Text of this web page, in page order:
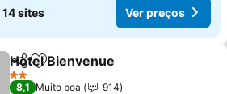
14 sites Ver preços
PartilharAdicionar aos favoritos
Hotel Bienvenue
2 Estrelas
8,1 Muito boa
914